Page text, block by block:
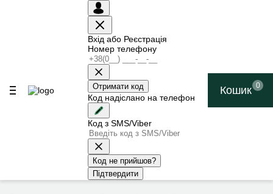
Кошик 0
Вхід або Реєстрація
Номер телефону
Отримати код
Код надіслано на телефон
Код з SMS/Viber
Код не прийшов?
Підтвердити